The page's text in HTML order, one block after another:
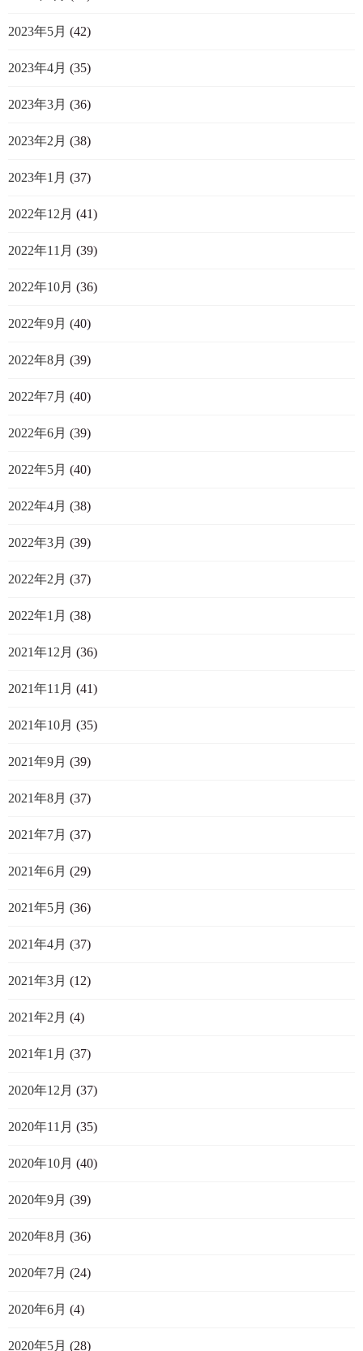
2023年5月 (42)
2023年4月 (35)
2023年3月 (36)
2023年2月 (38)
2023年1月 (37)
2022年12月 (41)
2022年11月 (39)
2022年10月 (36)
2022年9月 (40)
2022年8月 (39)
2022年7月 (40)
2022年6月 (39)
2022年5月 (40)
2022年4月 (38)
2022年3月 (39)
2022年2月 (37)
2022年1月 (38)
2021年12月 (36)
2021年11月 (41)
2021年10月 (35)
2021年9月 (39)
2021年8月 (37)
2021年7月 (37)
2021年6月 (29)
2021年5月 (36)
2021年4月 (37)
2021年3月 (12)
2021年2月 (4)
2021年1月 (37)
2020年12月 (37)
2020年11月 (35)
2020年10月 (40)
2020年9月 (39)
2020年8月 (36)
2020年7月 (24)
2020年6月 (4)
2020年5月 (28)